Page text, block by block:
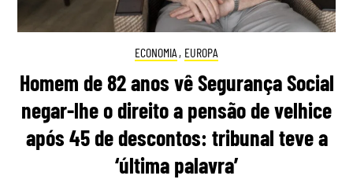
ECONOMIA , EUROPA
Homem de 82 anos vê Segurança Social
negar-lhe o direito a pensão de velhice
após 45 de descontos: tribunal teve a
‘última palavra’